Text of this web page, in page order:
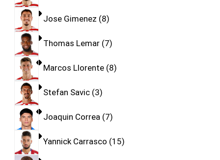
Jose Gimenez 8
Thomas Lemar 7
Marcos Llorente 8
Stefan Savic 3
Joaquin Correa 7
Yannick Carrasco 15